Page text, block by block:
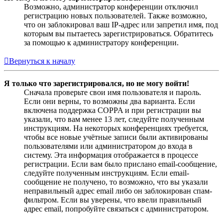
Возможно, администратор конференции отключил
регистрацию новых пользователей. Также возможно,
что он заблокировал ваш IP-адрес или запретил имя, под
которым вы пытаетесь зарегистрироваться. Обратитесь
за помощью к администратору конференции.
Вернуться к началу
Я только что зарегистрировался, но не могу войти!
Сначала проверьте свои имя пользователя и пароль.
Если они верны, то возможны два варианта. Если
включена поддержка COPPA и при регистрации вы
указали, что вам менее 13 лет, следуйте полученным
инструкциям. На некоторых конференциях требуется,
чтобы все новые учётные записи были активированы
пользователями или администратором до входа в
систему. Эта информация отображается в процессе
регистрации. Если вам было прислано email-сообщение,
следуйте полученным инструкциям. Если email-
сообщение не получено, то возможно, что вы указали
неправильный адрес email либо он заблокирован спам-
фильтром. Если вы уверены, что ввели правильный
адрес email, попробуйте связаться с администратором.